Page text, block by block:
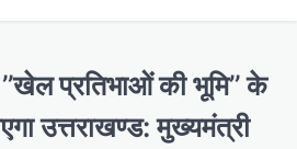
प्रतिभाओं की भूमि’’ के
उत्तराखण्ड: मुख्यमंत्री